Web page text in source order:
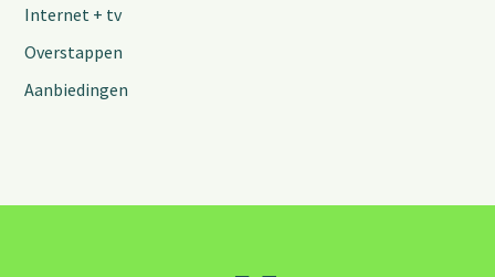
Internet + tv
Overstappen
Aanbiedingen